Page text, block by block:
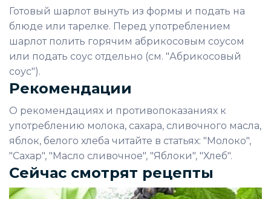
Готовый шарлот вынуть из формы и подать на
блюде или тарелке. Перед употреблением
шарлот полить горячим абрикосовым соусом
или подать соус отдельно (см. "Абрикосовый
соус").
Рекомендации
О рекомендациях и противопоказаниях к
употреблению молока, сахара, сливочного масла,
яблок, белого хлеба читайте в статьях: "Молоко",
"Сахар", "Масло сливочное", "Яблоки", "Хлеб".
Сейчас смотрят рецепты